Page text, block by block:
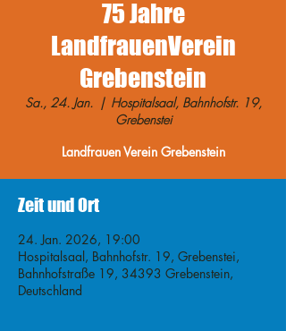
75 Jahre
LandfrauenVerein
Grebenstein
Sa., 24. Jan.
  |
Hospitalsaal, Bahnhofstr. 19,
Grebenstei
Landfrauen Verein Grebenstein
Zeit und Ort
24. Jan. 2026, 19:00
Hospitalsaal, Bahnhofstr. 19, Grebenstei,
Bahnhofstraße 19, 34393 Grebenstein,
Deutschland